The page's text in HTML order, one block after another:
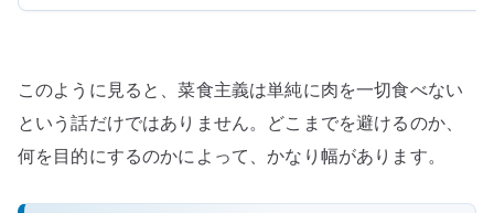
このように見ると、菜食主義は単純に肉を一切食べない
という話だけではありません。どこまでを避けるのか、
何を目的にするのかによって、かなり幅があります。